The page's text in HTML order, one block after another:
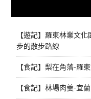
【遊記】羅東林業文
步的散步路線
【食記】梨在角落-羅
【食記】林場肉羹-宜